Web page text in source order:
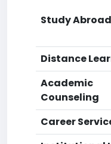
Study Abroad
Distance
Academic
Counseling
Career